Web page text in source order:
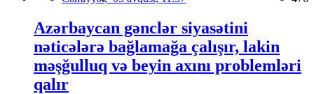
Azərbaycan gənclər siyasətini
nəticələrə bağlamağa çalışır, lakin
məşğulluq və beyin axını problemləri
qalır